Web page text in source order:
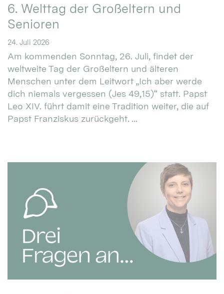
6. Welttag der Großeltern und
Senioren
24. Juli 2026
Am kommenden Sonntag, 26. Juli, findet der
weltweite Tag der Großeltern und älteren
Menschen unter dem Leitwort „Ich aber werde
dich niemals vergessen (Jes 49,15)“ statt. Papst
Leo XIV. führt damit eine Tradition weiter, die auf
Papst Franziskus zurückgeht. ...